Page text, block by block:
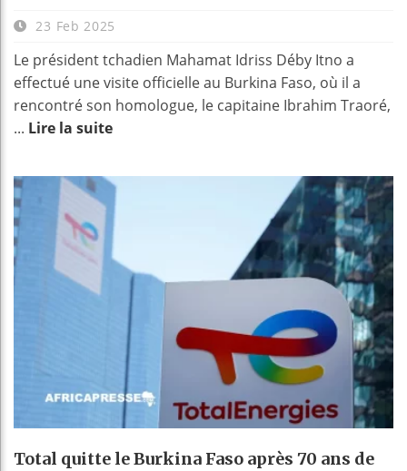
23 Feb 2025
Le président tchadien Mahamat Idriss Déby Itno a
effectué une visite officielle au Burkina Faso, où il a
rencontré son homologue, le capitaine Ibrahim Traoré,
... Lire la suite
Total quitte le Burkina Faso après 70 ans de